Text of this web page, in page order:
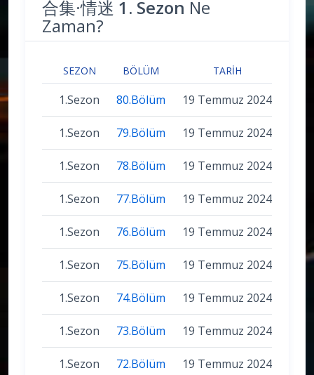
合集·情迷 1. Sezon Ne
Zaman?
SEZON BÖLÜM TARIH
1.Sezon 80.Bölüm 19 Temmuz 2024
1.Sezon 79.Bölüm 19 Temmuz 2024
1.Sezon 78.Bölüm 19 Temmuz 2024
1.Sezon 77.Bölüm 19 Temmuz 2024
1.Sezon 76.Bölüm 19 Temmuz 2024
1.Sezon 75.Bölüm 19 Temmuz 2024
1.Sezon 74.Bölüm 19 Temmuz 2024
1.Sezon 73.Bölüm 19 Temmuz 2024
1.Sezon 72.Bölüm 19 Temmuz 2024